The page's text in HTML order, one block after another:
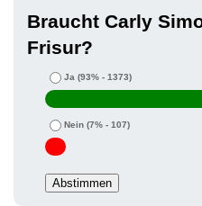
Braucht Carly
Frisur?
Ja (93% - 1373)
Nein (7% - 107)